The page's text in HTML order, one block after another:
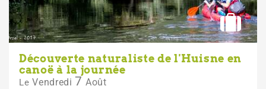
Découverte naturaliste de l'Huisne en
canoë à la journée
Le Vendredi 7 Août